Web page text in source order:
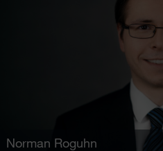
Norman Roguhn